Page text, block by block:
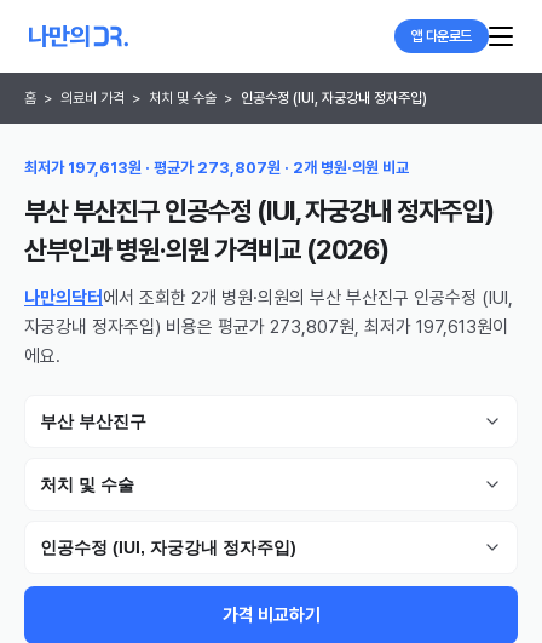
앱 다운로드
홈 > 의료비 가격 > 처치 및 수술 > 인공수정 (IUI, 자궁강내 정자주입)
최저가 197,613원 · 평균가 273,807원 · 2개 병원·의원 비교
부산 부산진구 인공수정 (IUI, 자궁강내 정자주입)
산부인과 병원·의원가격비교 (2026)
나만의닥터 에서 조회한 2개 병원·의원의 부산 부산진구 인공수정 (IUI,
자궁강내 정자주입) 비용은 평균가 273,807원, 최저가 197,613원이
에요.
부산 부산진구
처치 및 수술
인공수정 (IUI, 자궁강내 정자주입)
가격 비교하기